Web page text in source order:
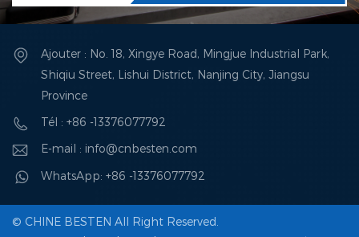
Ajouter : No. 18, Xingye Road, Mingjue Industrial Park,
Shiqiu Street, Lishui District, Nanjing City, Jiangsu
Province
Tél : +86 -13376077792
E-mail : info@cnbesten.com
WhatsApp: +86 -13376077792
© CHINE BESTEN All Right Reserved.